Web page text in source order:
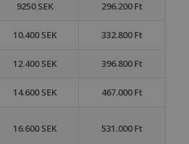
9250 SEK 296.200 Ft
10.400 SEK 332.800 Ft
12.400 SEK 396.800 Ft
14.600 SEK 467.000 Ft
16.600 SEK 531.000 Ft